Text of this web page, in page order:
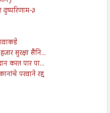
दुष्परिणाम-३
सुरक्षा सैनि...
करत पार पा...
परवाने रद्द